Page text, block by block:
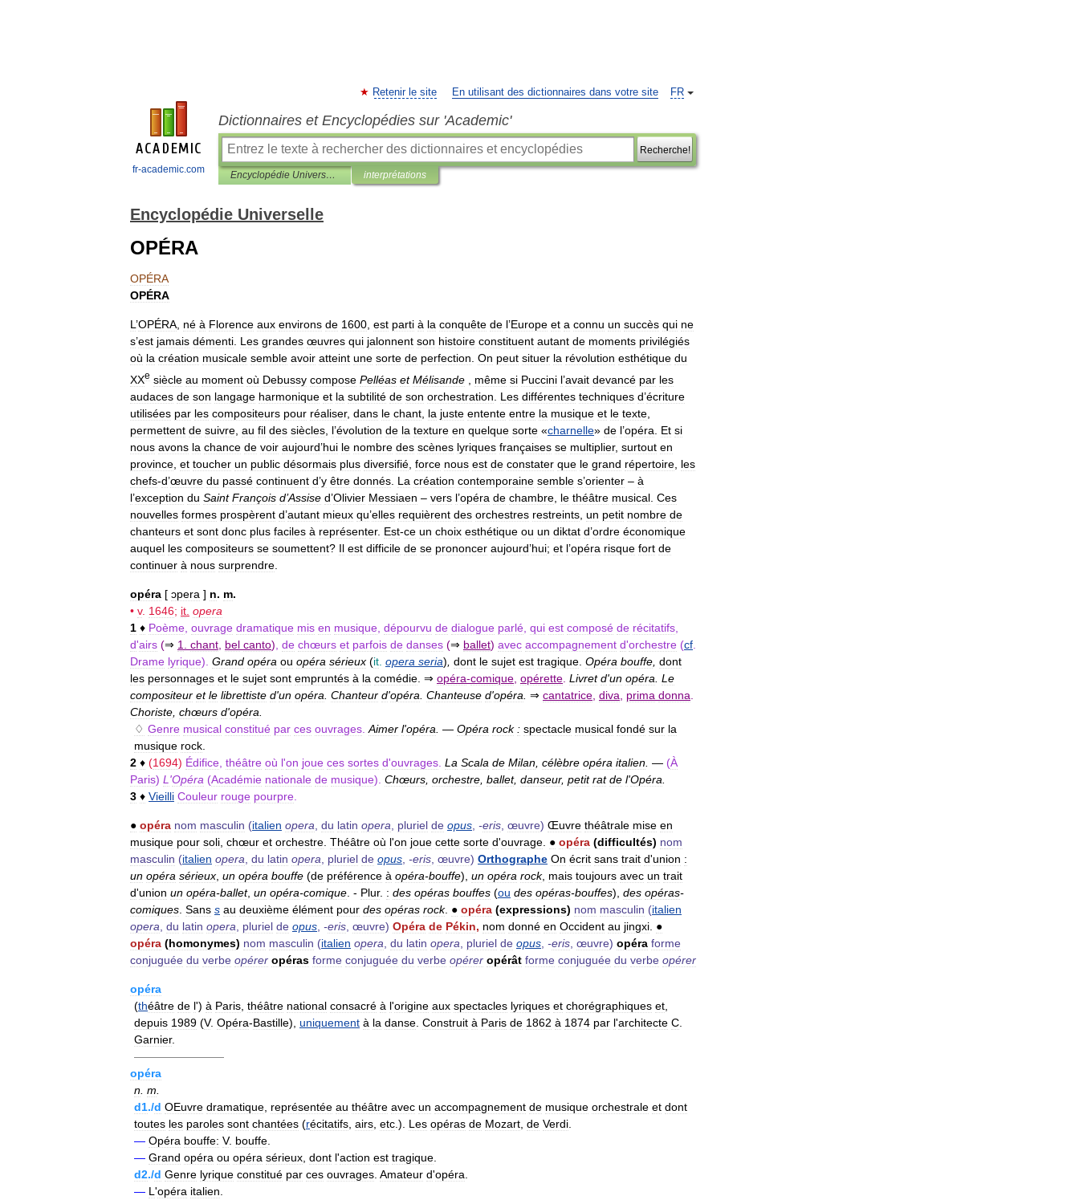
fr-academic.com
FR
Retenir le site En utilisant des dictionnaires dans votre site
Dictionnaires et Encyclopédies sur 'Academic'
Recherche!
Encyclopédie Universelle interprétations
Encyclopédie Universelle
OPÉRA
OPÉRA
OPÉRA
L ’OPÉRA né à Florence aux environs de 1600 est parti à la conquête de l’Europe et a connu un succès qui ne
s’est jamais démenti Les grandes œuvres qui jalonnent son histoire constituent autant de moments privilégiés
où la création musicale semble avoir atteint une sorte de perfection On peut situer la révolution esthétique du
XXe siècle au moment où Debussy compose Pelléas et Mélisande même si Puccini l’avait devancé par les
audaces de son langage harmonique et la subtilité de son orchestration Les différentes techniques d’écriture
utilisées par les compositeurs pour réaliser, dans le chant la juste entente entre la musique et le texte
permettent de suivre au fil des siècles l’évolution de la texture en quelque sorte «charnelle» de l’opéra Et si
nous avons la chance de voir aujourd’hui le nombre des scènes lyriques françaises se multiplier, surtout en
province et toucher un public désormais plus diversifié force nous est de constater que le grand répertoire les
chefs-d’œuvre du passé continuent d’y être donnés La création contemporaine semble s’orienter – à
l’exception du Saint François d’Assise d’Olivier Messiaen – vers l’opéra de chambre le théâtre musical Ces
nouvelles formes prospèrent d’autant mieux qu’elles requièrent des orchestres restreints un petit nombre de
chanteurs et sont donc plus faciles à représenter. Est-ce un choix esthétique ou un diktat d’ordre économique
auquel les compositeurs se soumettent? Il est difficile de se prononcer aujourd’hui; et l’opéra risque fort de
continuer à nous surprendre
opéra [ ɔpera ] n. m.
• v. 1646; it opera
1 ♦ Poème ouvrage dramatique mis en musique dépourvu de dialogue parlé qui est composé de récitatifs
d'airs (⇒ 1 chant bel canto) de chœurs et parfois de danses (⇒ ballet) avec accompagnement d'orchestre (cf
Drame lyrique). Grand opéra ou opéra sérieux (it opera seria) dont le sujet est tragique Opéra bouffe dont
les personnages et le sujet sont empruntés à la comédie . ⇒ opéra-comique opérette Livret d'un opéra Le
compositeur et le librettiste d'un opéra Chanteur d'opéra Chanteuse d'opéra ⇒ cantatrice diva prima donna
Choriste chœurs d'opéra
♢ Genre musical constitué par ces ouvrages Aimer l'opéra — Opéra rock : spectacle musical fondé sur la
musique rock
2 ♦ (1694) Édifice théâtre où l'on joue ces sortes d'ouvrages La Scala de Milan célèbre opéra italien — (À
Paris) L 'Opéra (Académie nationale de musique). Chœurs orchestre ballet, danseur, petit rat de l'Opéra
3 ♦ Vieilli Couleur rouge pourpre
● opéra nom masculin (italien opera du latin opera pluriel de opus -eris œuvre) Œuvre théâtrale mise en
musique pour soli chœur et orchestre Théâtre où l'on joue cette sorte d'ouvrage ● opéra (difficultés) nom
masculin (italien opera du latin opera pluriel de opus -eris œuvre) Orthographe On écrit sans trait d'union :
un opéra sérieux un opéra bouffe (de préférence à opéra-bouffe), un opéra rock, mais toujours avec un trait
d'union un opéra-ballet, un opéra-comique . - Plur. : des opéras bouffes (ou des opéras-bouffes), des opéras-
comiques Sans s au deuxième élément pour des opéras rock. ● opéra (expressions) nom masculin (italien
opera du latin opera pluriel de opus -eris œuvre) Opéra de Pékin, nom donné en Occident au jingxi ●
opéra (homonymes) nom masculin (italien opera du latin opera pluriel de opus -eris œuvre) opéra forme
conjuguée du verbe opérer opéras forme conjuguée du verbe opérer opérât forme conjuguée du verbe opérer
opéra
(théâtre de l') à Paris théâtre national consacré à l'origine aux spectacles lyriques et chorégraphiques et
depuis 1989 (V. Opéra-Bastille), uniquement à la danse Construit à Paris de 1862 à 1874 par l'architecte C
Garnier.
————————
opéra
n m
d1./d OEuvre dramatique représentée au théâtre avec un accompagnement de musique orchestrale et dont
toutes les paroles sont chantées (récitatifs airs etc .). Les opéras de Mozart de Verdi
— Opéra bouffe: V. bouffe
— Grand opéra ou opéra sérieux dont l'action est tragique
d2./d Genre lyrique constitué par ces ouvrages Amateur d'opéra
— L 'opéra italien